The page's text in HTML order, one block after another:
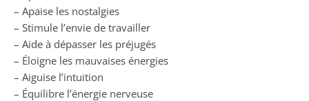
– Apaise les nostalgies
– Stimule l’envie de travailler
– Aide à dépasser les préjugés
– Éloigne les mauvaises énergies
– Aiguise l’intuition
– Équilibre l’énergie nerveuse